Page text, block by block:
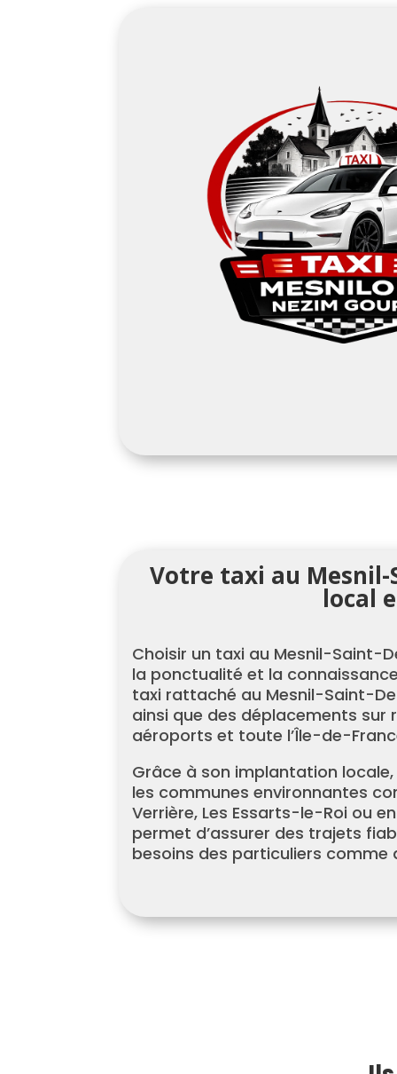
Votre taxi au Mesnil-
local
Choisir un taxi au Mesnil-Saint-
la ponctualité et la
taxi rattaché au Mesnil-Saint-
ainsi que des déplacements sur
aéroports et toute l’Île-de-
Grâce à son implantation
les communes environnantes
Verrière, Les Essarts-le-Roi ou
permet d’assurer des trajets
besoins des particuliers comme